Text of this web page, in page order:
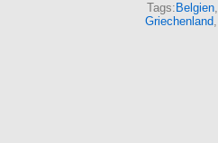
Tags: Belgien,
Griechenland,